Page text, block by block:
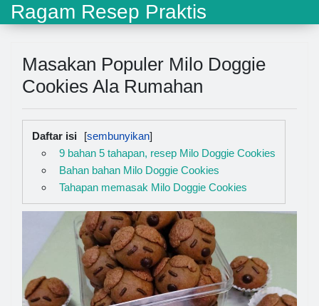
Ragam Resep Praktis
Masakan Populer Milo Doggie
Cookies Ala Rumahan
Daftar isi
9 bahan 5 tahapan, resep Milo Doggie Cookies
Bahan bahan Milo Doggie Cookies
Tahapan memasak Milo Doggie Cookies